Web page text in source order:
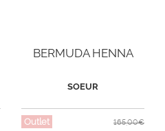
BERMUDA HENNA
SOEUR
Outlet 165,00€